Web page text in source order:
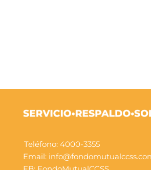
Teléfono: 4000-3355
Email: